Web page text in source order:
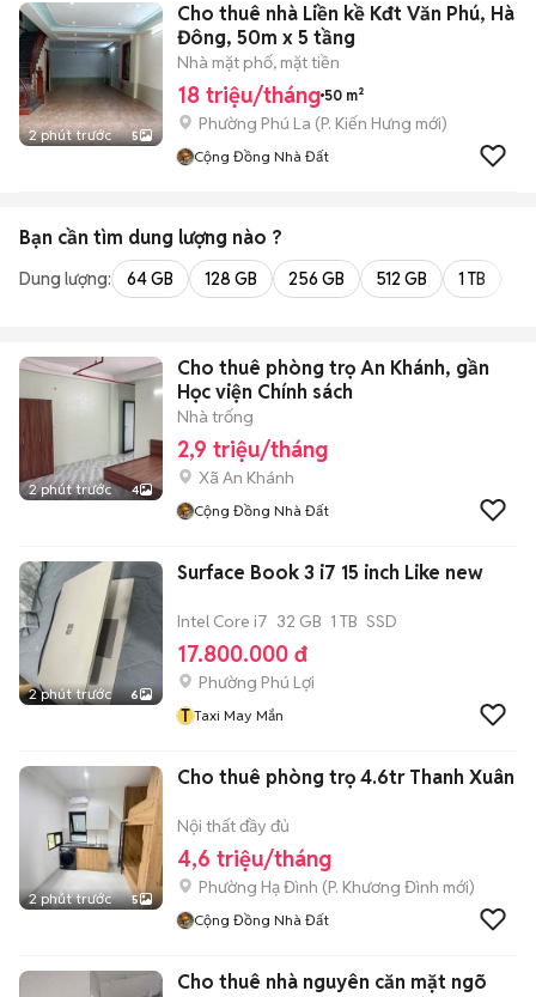
2 phút trước 5
Cho thuê nhà Liền kề Kđt Văn Phú, Hà
Đông, 50m x 5 tầng
Nhà mặt phố, mặt tiền
18 triệu/tháng 50 m²
Phường Phú La (P. Kiến Hưng mới)
Cộng Đồng Nhà Đất
Bạn cần tìm dung lượng nào ?
Dung lượng: 64 GB 128 GB 256 GB 512 GB 1 TB
2 phút trước 4
Cho thuê phòng trọ An Khánh, gần
Học viện Chính sách
Nhà trống
2,9 triệu/tháng
Xã An Khánh
Cộng Đồng Nhà Đất
2 phút trước 6
Surface Book 3 i7 15 inch Like new
Intel Core i7 32 GB 1 TB SSD
17.800.000 đ
Phường Phú Lợi
T Taxi May Mắn
2 phút trước 5
Cho thuê phòng trọ 4.6tr Thanh Xuân
Nội thất đầy đủ
4,6 triệu/tháng
Phường Hạ Đình (P. Khương Đình mới)
Cộng Đồng Nhà Đất
Cho thuê nhà nguyên căn mặt ngõ